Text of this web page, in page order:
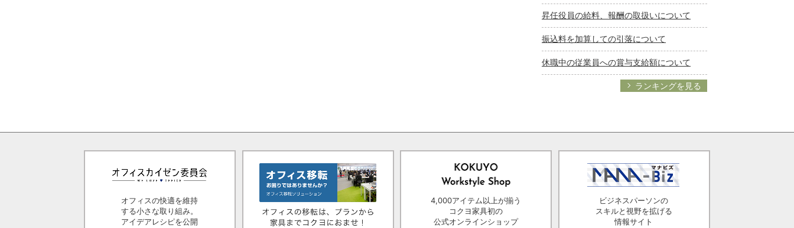
昇任役員の給料、報酬の取扱いについて
振込料を加算しての引落について
休職中の従業員への賞与支給額について
ランキングを見る
オフィスの快適を維持
する小さな取り組み。
アイデアレシピを公開
4,000アイテム以上が揃う
コクヨ家具初の
公式オンラインショップ
ビジネスパーソンの
スキルと視野を拡げる
情報サイト